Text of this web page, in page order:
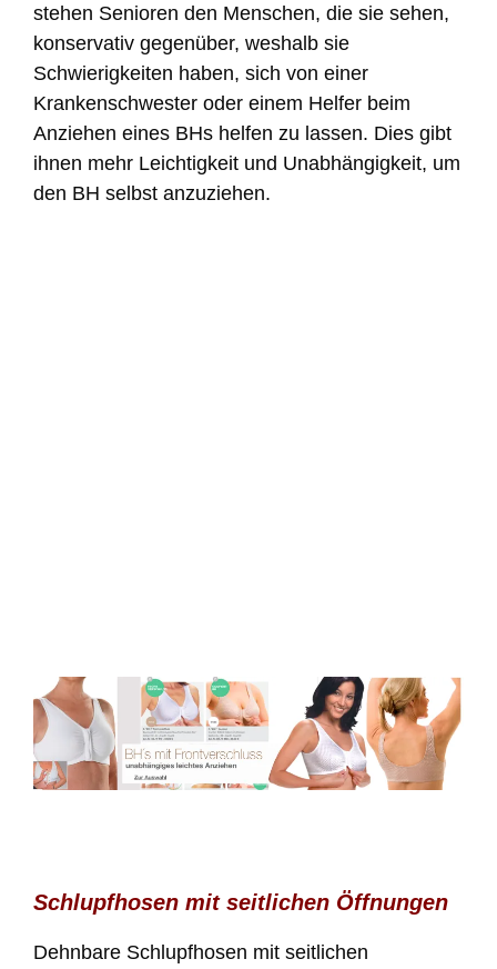
stehen Senioren den Menschen, die sie sehen,
konservativ gegenüber, weshalb sie
Schwierigkeiten haben, sich von einer
Krankenschwester oder einem Helfer beim
Anziehen eines BHs helfen zu lassen. Dies gibt
ihnen mehr Leichtigkeit und Unabhängigkeit, um
den BH selbst anzuziehen.
Schlupfhosen mit seitlichen Öffnungen
Dehnbare Schlupfhosen mit seitlichen